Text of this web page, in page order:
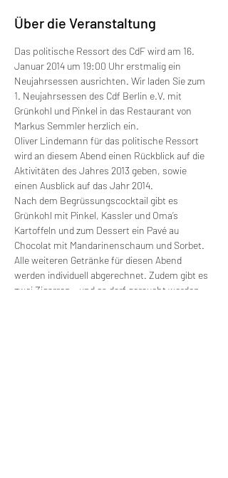
Über die Veranstaltung
Das politische Ressort des CdF wird am 16.
Januar 2014 um 19:00 Uhr erstmalig ein
Neujahrsessen ausrichten. Wir laden Sie zum
1. Neujahrsessen des Cdf Berlin e.V. mit
Grünkohl und Pinkel in das Restaurant von
Markus Semmler herzlich ein.
Oliver Lindemann für das politische Ressort
wird an diesem Abend einen Rückblick auf die
Aktivitäten des Jahres 2013 geben, sowie
einen Ausblick auf das Jahr 2014.
Nach dem Begrüssungscocktail gibt es
Grünkohl mit Pinkel, Kassler und Oma’s
Kartoffeln und zum Dessert ein Pavé au
Chocolat mit Mandarinenschaum und Sorbet.
Alle weiteren Getränke für diesen Abend
werden individuell abgerechnet. Zudem gibt es
zwei Zigarren – und es darf geraucht werden